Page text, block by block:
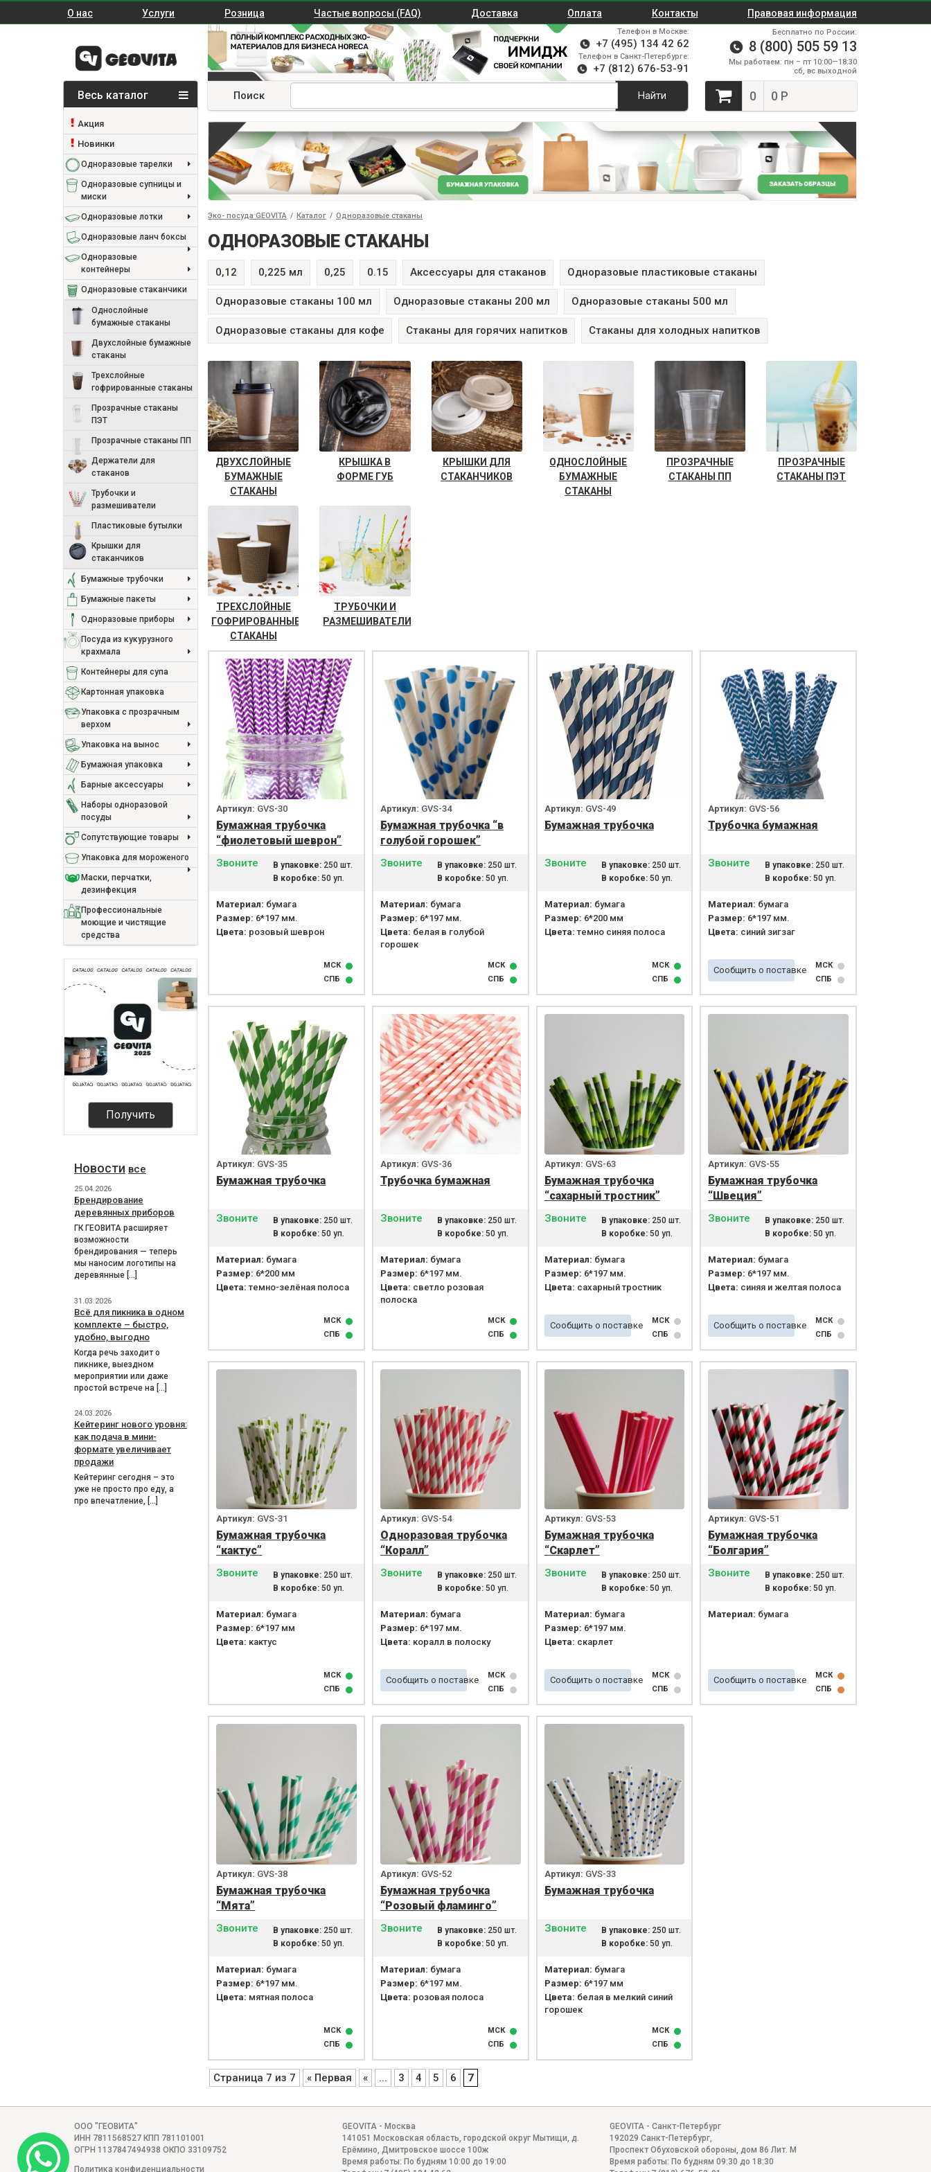
О нас Услуги Розница Частые вопросы (FAQ) Доставка Оплата Контакты Правовая информация
Телефон в Москве:
+7 (495) 134 42 62
Телефон в Санкт-Петербурге:
+7 (812) 676-53-91
Бесплатно по России:
8 (800) 505 59 13
Мы работаем: пн – пт 10:00—18:30
сб, вс выходной
Весь каталог Поиск Найти 0 0 Р
Акция
Новинки
Одноразовые тарелки
Одноразовые супницы и
миски
Одноразовые лотки
Одноразовые ланч боксы
Одноразовые
контейнеры
Одноразовые стаканчики
Однослойные
бумажные стаканы
Двухслойные бумажные
стаканы
Трехслойные
гофрированные стаканы
Прозрачные стаканы
ПЭТ
Прозрачные стаканы ПП
Держатели для
стаканов
Трубочки и
размешиватели
Пластиковые бутылки
Крышки для
стаканчиков
Бумажные трубочки
Бумажные пакеты
Одноразовые приборы
Посуда из кукурузного
крахмала
Контейнеры для супа
Картонная упаковка
Упаковка с прозрачным
верхом
Упаковка на вынос
Бумажная упаковка
Барные аксессуары
Наборы одноразовой
посуды
Сопутствующие товары
Упаковка для мороженого
Маски, перчатки,
дезинфекция
Профессиональные
моющие и чистящие
средства
Получить
Новости все
25.04.2026
Брендирование
деревянных приборов
ГК ГЕОВИТА расширяет
возможности
брендирования — теперь
мы наносим логотипы на
деревянные […]
31.03.2026
Всё для пикника в одном
комплекте – быстро,
удобно, выгодно
Когда речь заходит о
пикнике, выездном
мероприятии или даже
простой встрече на […]
24.03.2026
Кейтеринг нового уровня:
как подача в мини-
формате увеличивает
продажи
Кейтеринг сегодня – это
уже не просто про еду, а
про впечатление, […]
Эко- посуда GEOVITA / Каталог / Одноразовые стаканы
ОДНОРАЗОВЫЕ СТАКАНЫ
0,12 0,225 мл 0,25 0.15 Аксессуары для стаканов Одноразовые пластиковые стаканы
Одноразовые стаканы 100 мл Одноразовые стаканы 200 мл Одноразовые стаканы 500 мл
Одноразовые стаканы для кофе Стаканы для горячих напитков Стаканы для холодных напитков
ДВУХСЛОЙНЫЕ
БУМАЖНЫЕ
СТАКАНЫ
КРЫШКА В
ФОРМЕ ГУБ
КРЫШКИ ДЛЯ
СТАКАНЧИКОВ
ОДНОСЛОЙНЫЕ
БУМАЖНЫЕ
СТАКАНЫ
ПРОЗРАЧНЫЕ
СТАКАНЫ ПП
ПРОЗРАЧНЫЕ
СТАКАНЫ ПЭТ
ТРЕХСЛОЙНЫЕ
ГОФРИРОВАННЫЕ
СТАКАНЫ
ТРУБОЧКИ И
РАЗМЕШИВАТЕЛИ
Артикул: GVS-30
Бумажная трубочка
“фиолетовый шеврон”
Звоните В упаковке: 250 шт.
В коробке: 50 уп.
Материал: бумага
Размер: 6*197 мм.
Цвета: розовый шеврон
МСК
СПБ
Артикул: GVS-34
Бумажная трубочка “в
голубой горошек”
Звоните В упаковке:250 шт.
В коробке:50 уп.
Материал: бумага
Размер: 6*197 мм.
Цвета: белая в голубой
горошек
МСК
СПБ
Артикул: GVS-49
Бумажная трубочка
Звоните В упаковке:250 шт.
В коробке:50 уп.
Материал: бумага
Размер: 6*200 мм
Цвета: темно синяя полоса
МСК
СПБ
Артикул: GVS-56
Трубочка бумажная
Звоните В упаковке: 250 шт.
В коробке: 50 уп.
Материал: бумага
Размер: 6*197 мм.
Цвета: синий зигзаг
Сообщить о поставке
МСК
СПБ
Артикул: GVS-35
Бумажная трубочка
Звоните В упаковке: 250 шт.
В коробке: 50 уп.
Материал: бумага
Размер: 6*200 мм
Цвета: темно-зелёная полоса
МСК
СПБ
Артикул: GVS-36
Трубочка бумажная
Звоните В упаковке:250 шт.
В коробке:50 уп.
Материал: бумага
Размер: 6*197 мм.
Цвета: светло розовая
полоска
МСК
СПБ
Артикул: GVS-63
Бумажная трубочка
“сахарный тростник”
Звоните В упаковке:250 шт.
В коробке:50 уп.
Материал: бумага
Размер: 6*197 мм.
Цвета: сахарный тростник
Сообщить о поставке
МСК
СПБ
Артикул: GVS-55
Бумажная трубочка
“Швеция”
Звоните В упаковке: 250 шт.
В коробке: 50 уп.
Материал: бумага
Размер: 6*197 мм.
Цвета: синяя и желтая полоса
Сообщить о поставке
МСК
СПБ
Артикул: GVS-31
Бумажная трубочка
“кактус”
Звоните В упаковке: 250 шт.
В коробке: 50 уп.
Материал: бумага
Размер: 6*197 мм
Цвета: кактус
МСК
СПБ
Артикул: GVS-54
Одноразовая трубочка
“Коралл”
Звоните В упаковке:250 шт.
В коробке:50 уп.
Материал: бумага
Размер: 6*197 мм.
Цвета: коралл в полоску
Сообщить о поставке
МСК
СПБ
Артикул: GVS-53
Бумажная трубочка
“Скарлет”
Звоните В упаковке:250 шт.
В коробке:50 уп.
Материал: бумага
Размер: 6*197 мм.
Цвета: скарлет
Сообщить о поставке
МСК
СПБ
Артикул: GVS-51
Бумажная трубочка
“Болгария”
Звоните В упаковке: 250 шт.
В коробке: 50 уп.
Материал: бумага
Сообщить о поставке
МСК
СПБ
Артикул: GVS-38
Бумажная трубочка
“Мята”
Звоните В упаковке: 250 шт.
В коробке: 50 уп.
Материал: бумага
Размер: 6*197 мм.
Цвета: мятная полоса
МСК
СПБ
Артикул: GVS-52
Бумажная трубочка
“Розовый фламинго”
Звоните В упаковке:250 шт.
В коробке:50 уп.
Материал: бумага
Размер: 6*197 мм.
Цвета: розовая полоса
МСК
СПБ
Артикул: GVS-33
Бумажная трубочка
Звоните В упаковке:250 шт.
В коробке:50 уп.
Материал: бумага
Размер: 6*197 мм
Цвета: белая в мелкий синий
горошек
МСК
СПБ
Страница 7 из 7 « Первая « ... 3 4 5 6 7
ООО "ГЕОВИТА"
ИНН 7811568527 КПП 781101001
ОГРН 1137847494938 ОКПО 33109752
Политика конфиденциальности
GEOVITA - Москва
141051 Московская область, городской округ Мытищи, д.
Ерёмино, Дмитровское шоссе 100ж
Время работы: По будням 10:00 до 19:00
GEOVITA - Санкт-Петербург
192029 Санкт-Петербург,
Проспект Обуховской обороны, дом 86 Лит. М
Время работы:По будням 09:30 до 18:30